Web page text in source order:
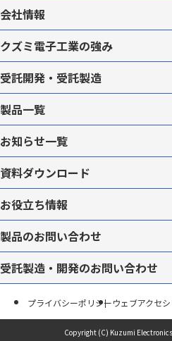
会社情報
クズミ電子工業の強み
受託開発・受託製造
製品一覧
お知らせ一覧
資料ダウンロード
お役立ち情報
製品のお問い合わせ
受託製造・開発のお問い合わせ
プライバシーポリシーウェブアクセ
Copyright (C) Kuzumi